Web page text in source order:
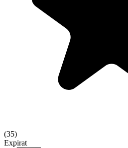
(35)
Expirat